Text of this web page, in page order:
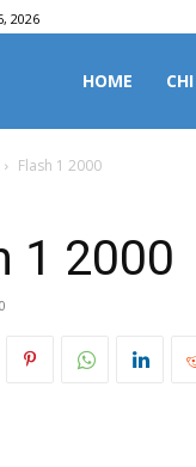
2026
HOME
Flash 1 2000
1 2000